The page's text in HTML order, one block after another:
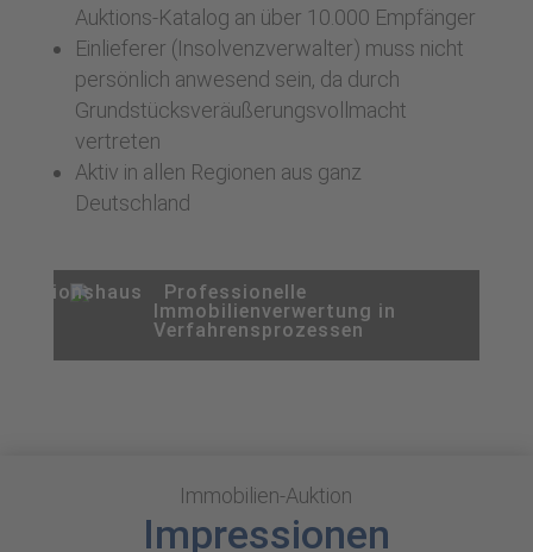
Auktions-Katalog an über 10.000 Empfänger
Einlieferer (Insolvenzverwalter) muss nicht
persönlich anwesend sein, da durch
Grundstücksveräußerungsvollmacht
vertreten
Aktiv in allen Regionen aus ganz
Deutschland
Professionelle
Immobilienverwertung in
Verfahrensprozessen
Immobilien-Auktion
Impressionen